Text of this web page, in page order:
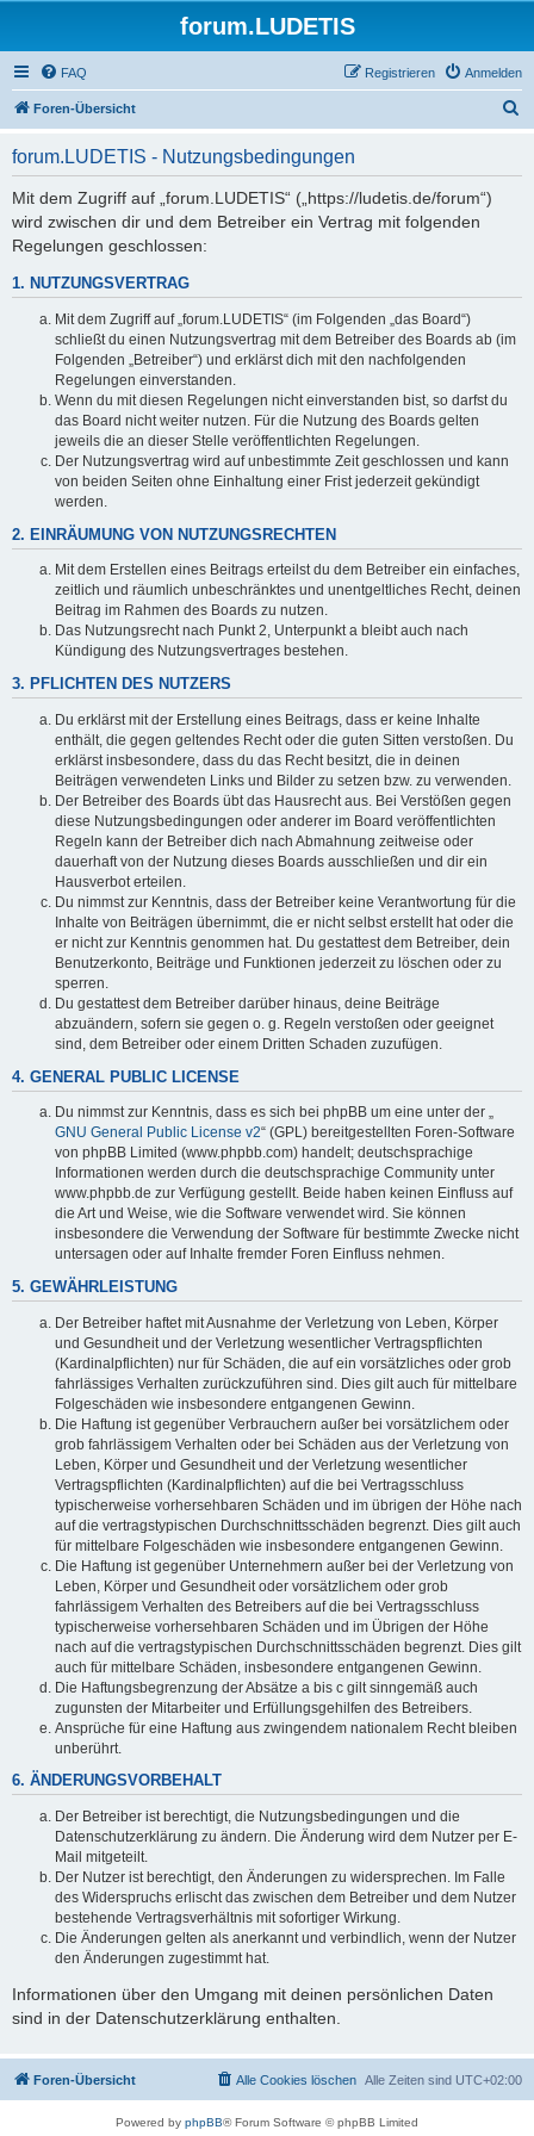
forum.LUDETIS
FAQ Anmelden
Registrieren
Foren-Übersicht
forum.LUDETIS - Nutzungsbedingungen
Mit dem Zugriff auf „forum.LUDETIS“ („https://ludetis.de/forum“)
wird zwischen dir und dem Betreiber ein Vertrag mit folgenden
Regelungen geschlossen:
1. NUTZUNGSVERTRAG
Mit dem Zugriff auf „forum.LUDETIS“ (im Folgenden „das Board“)
schließt du einen Nutzungsvertrag mit dem Betreiber des Boards ab (im
Folgenden „Betreiber“) und erklärst dich mit den nachfolgenden
Regelungen einverstanden.
Wenn du mit diesen Regelungen nicht einverstanden bist, so darfst du
das Board nicht weiter nutzen. Für die Nutzung des Boards gelten
jeweils die an dieser Stelle veröffentlichten Regelungen.
Der Nutzungsvertrag wird auf unbestimmte Zeit geschlossen und kann
von beiden Seiten ohne Einhaltung einer Frist jederzeit gekündigt
werden.
2. EINRÄUMUNG VON NUTZUNGSRECHTEN
Mit dem Erstellen eines Beitrags erteilst du dem Betreiber ein einfaches,
zeitlich und räumlich unbeschränktes und unentgeltliches Recht, deinen
Beitrag im Rahmen des Boards zu nutzen.
Das Nutzungsrecht nach Punkt 2, Unterpunkt a bleibt auch nach
Kündigung des Nutzungsvertrages bestehen.
3. PFLICHTEN DES NUTZERS
Du erklärst mit der Erstellung eines Beitrags, dass er keine Inhalte
enthält, die gegen geltendes Recht oder die guten Sitten verstoßen. Du
erklärst insbesondere, dass du das Recht besitzt, die in deinen
Beiträgen verwendeten Links und Bilder zu setzen bzw. zu verwenden.
Der Betreiber des Boards übt das Hausrecht aus. Bei Verstößen gegen
diese Nutzungsbedingungen oder anderer im Board veröffentlichten
Regeln kann der Betreiber dich nach Abmahnung zeitweise oder
dauerhaft von der Nutzung dieses Boards ausschließen und dir ein
Hausverbot erteilen.
Du nimmst zur Kenntnis, dass der Betreiber keine Verantwortung für die
Inhalte von Beiträgen übernimmt, die er nicht selbst erstellt hat oder die
er nicht zur Kenntnis genommen hat. Du gestattest dem Betreiber, dein
Benutzerkonto, Beiträge und Funktionen jederzeit zu löschen oder zu
sperren.
Du gestattest dem Betreiber darüber hinaus, deine Beiträge
abzuändern, sofern sie gegen o. g. Regeln verstoßen oder geeignet
sind, dem Betreiber oder einem Dritten Schaden zuzufügen.
4. GENERAL PUBLIC LICENSE
Du nimmst zur Kenntnis, dass es sich bei phpBB um eine unter der „
GNU General Public License v2“ (GPL) bereitgestellten Foren-Software
von phpBB Limited (www.phpbb.com) handelt; deutschsprachige
Informationen werden durch die deutschsprachige Community unter
www.phpbb.de zur Verfügung gestellt. Beide haben keinen Einfluss auf
die Art und Weise, wie die Software verwendet wird. Sie können
insbesondere die Verwendung der Software für bestimmte Zwecke nicht
untersagen oder auf Inhalte fremder Foren Einfluss nehmen.
5. GEWÄHRLEISTUNG
Der Betreiber haftet mit Ausnahme der Verletzung von Leben, Körper
und Gesundheit und der Verletzung wesentlicher Vertragspflichten
(Kardinalpflichten) nur für Schäden, die auf ein vorsätzliches oder grob
fahrlässiges Verhalten zurückzuführen sind. Dies gilt auch für mittelbare
Folgeschäden wie insbesondere entgangenen Gewinn.
Die Haftung ist gegenüber Verbrauchern außer bei vorsätzlichem oder
grob fahrlässigem Verhalten oder bei Schäden aus der Verletzung von
Leben, Körper und Gesundheit und der Verletzung wesentlicher
Vertragspflichten (Kardinalpflichten) auf die bei Vertragsschluss
typischerweise vorhersehbaren Schäden und im übrigen der Höhe nach
auf die vertragstypischen Durchschnittsschäden begrenzt. Dies gilt auch
für mittelbare Folgeschäden wie insbesondere entgangenen Gewinn.
Die Haftung ist gegenüber Unternehmern außer bei der Verletzung von
Leben, Körper und Gesundheit oder vorsätzlichem oder grob
fahrlässigem Verhalten des Betreibers auf die bei Vertragsschluss
typischerweise vorhersehbaren Schäden und im Übrigen der Höhe
nach auf die vertragstypischen Durchschnittsschäden begrenzt. Dies gilt
auch für mittelbare Schäden, insbesondere entgangenen Gewinn.
Die Haftungsbegrenzung der Absätze a bis c gilt sinngemäß auch
zugunsten der Mitarbeiter und Erfüllungsgehilfen des Betreibers.
Ansprüche für eine Haftung aus zwingendem nationalem Recht bleiben
unberührt.
6. ÄNDERUNGSVORBEHALT
Der Betreiber ist berechtigt, die Nutzungsbedingungen und die
Datenschutzerklärung zu ändern. Die Änderung wird dem Nutzer per E-
Mail mitgeteilt.
Der Nutzer ist berechtigt, den Änderungen zu widersprechen. Im Falle
des Widerspruchs erlischt das zwischen dem Betreiber und dem Nutzer
bestehende Vertragsverhältnis mit sofortiger Wirkung.
Die Änderungen gelten als anerkannt und verbindlich, wenn der Nutzer
den Änderungen zugestimmt hat.
Informationen über den Umgang mit deinen persönlichen Daten
sind in der Datenschutzerklärung enthalten.
Foren-Übersicht Alle Zeiten sind UTC+02:00
Alle Cookies löschen
Powered by phpBB® Forum Software © phpBB Limited